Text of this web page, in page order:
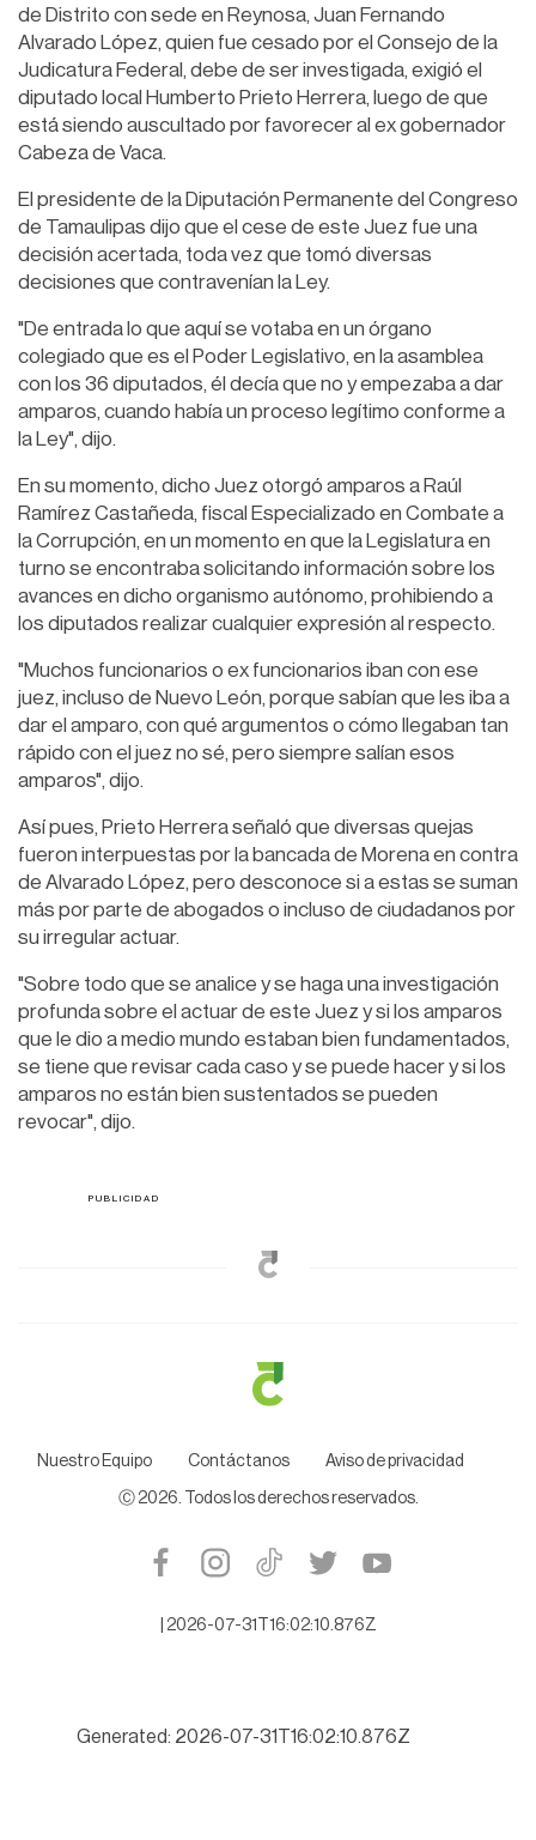
de Distrito con sede en Reynosa, Juan Fernando
Alvarado López, quien fue cesado por el Consejo de la
Judicatura Federal, debe de ser investigada, exigió el
diputado local Humberto Prieto Herrera, luego de que
está siendo auscultado por favorecer al ex gobernador
Cabeza de Vaca.
El presidente de la Diputación Permanente del Congreso
de Tamaulipas dijo que el cese de este Juez fue una
decisión acertada, toda vez que tomó diversas
decisiones que contravenían la Ley.
"De entrada lo que aquí se votaba en un órgano
colegiado que es el Poder Legislativo, en la asamblea
con los 36 diputados, él decía que no y empezaba a dar
amparos, cuando había un proceso legítimo conforme a
la Ley", dijo.
En su momento, dicho Juez otorgó amparos a Raúl
Ramírez Castañeda, fiscal Especializado en Combate a
la Corrupción, en un momento en que la Legislatura en
turno se encontraba solicitando información sobre los
avances en dicho organismo autónomo, prohibiendo a
los diputados realizar cualquier expresión al respecto.
"Muchos funcionarios o ex funcionarios iban con ese
juez, incluso de Nuevo León, porque sabían que les iba a
dar el amparo, con qué argumentos o cómo llegaban tan
rápido con el juez no sé, pero siempre salían esos
amparos", dijo.
Así pues, Prieto Herrera señaló que diversas quejas
fueron interpuestas por la bancada de Morena en contra
de Alvarado López, pero desconoce si a estas se suman
más por parte de abogados o incluso de ciudadanos por
su irregular actuar.
"Sobre todo que se analice y se haga una investigación
profunda sobre el actuar de este Juez y si los amparos
que le dio a medio mundo estaban bien fundamentados,
se tiene que revisar cada caso y se puede hacer y si los
amparos no están bien sustentados se pueden
revocar", dijo.
Nuestro Equipo Contáctanos Aviso de privacidad
Ⓒ 2026. Todos los derechos reservados.
2026-07-31T16:02:10.876Z
Generated: 2026-07-31T16:02:10.876Z